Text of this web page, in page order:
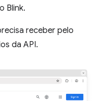
Blink.
receber pelo
da API.